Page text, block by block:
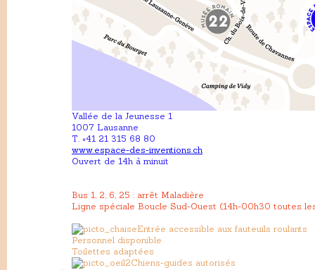
Vallée de la Jeunesse 1
1007 Lausanne
T. +41 21 315 68 80
www.espace-des-inventions.ch
Ouvert de 14h à minuit
Bus 1, 2, 6, 25 : arrêt Maladière
Ligne spéciale Boucle Sud-Ouest (14h-00h30 toutes les
Entrée accessible aux fauteuils roulants
Personnel disponible
Toilettes adaptées
Chiens-guides autorisés